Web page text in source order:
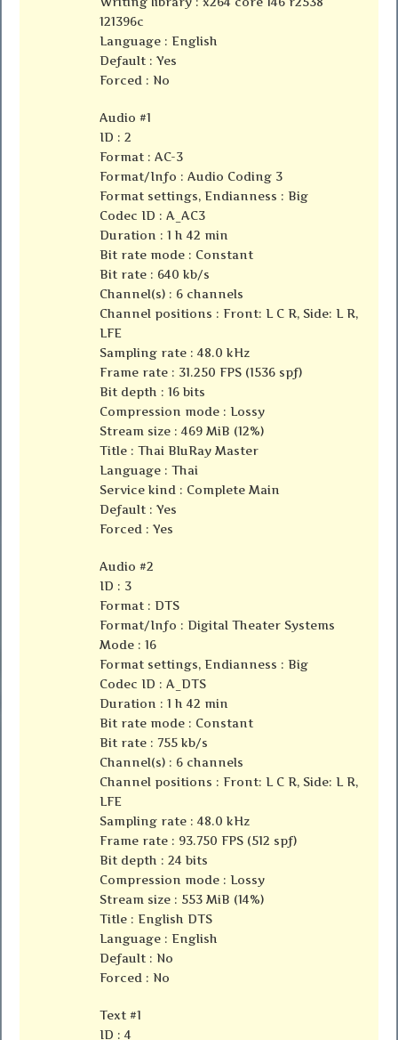
121396c
Language : English
Default : Yes
Forced : No
Audio #1
ID : 2
Format : AC-3
Format/Info : Audio Coding 3
Format settings, Endianness : Big
Codec ID : A_AC3
Duration : 1 h 42 min
Bit rate mode : Constant
Bit rate : 640 kb/s
Channel(s) : 6 channels
Channel positions : Front: L C R, Side: L R,
LFE
Sampling rate : 48.0 kHz
Frame rate : 31.250 FPS (1536 spf)
Bit depth : 16 bits
Compression mode : Lossy
Stream size : 469 MiB (12%)
Title : Thai BluRay Master
Language : Thai
Service kind : Complete Main
Default : Yes
Forced : Yes
Audio #2
ID : 3
Format : DTS
Format/Info : Digital Theater Systems
Mode : 16
Format settings, Endianness : Big
Codec ID : A_DTS
Duration : 1 h 42 min
Bit rate mode : Constant
Bit rate : 755 kb/s
Channel(s) : 6 channels
Channel positions : Front: L C R, Side: L R,
LFE
Sampling rate : 48.0 kHz
Frame rate : 93.750 FPS (512 spf)
Bit depth : 24 bits
Compression mode : Lossy
Stream size : 553 MiB (14%)
Title : English DTS
Language : English
Default : No
Forced : No
Text #1
ID : 4